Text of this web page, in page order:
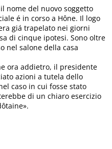
nome del nuovo soggetto
é in corso a Hône. Il logo
giá trapelato nei giorni
di cinque ipotesi. Sono oltre
nel salone della casa
ora addietro, il presidente
azioni a tutela dello
caso in cui fosse stato
di un chiaro esercizio